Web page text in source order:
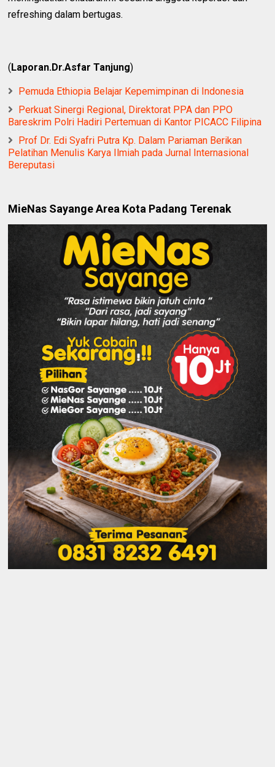
refreshing dalam bertugas.
‎(Laporan.Dr.Asfar Tanjung)
Pemuda Ethiopia Belajar Kepemimpinan di Indonesia
Perkuat Sinergi Regional, Direktorat PPA dan PPO
Bareskrim Polri Hadiri Pertemuan di Kantor PICACC Filipina
Prof Dr. Edi Syafri Putra Kp. Dalam Pariaman Berikan
Pelatihan Menulis Karya Ilmiah pada Jurnal Internasional
Bereputasi
MieNas Sayange Area Kota Padang Terenak